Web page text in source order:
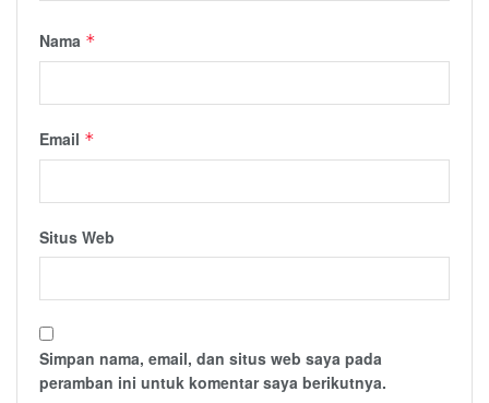
Nama *
Email *
Situs Web
Simpan nama, email, dan situs web saya pada
peramban ini untuk komentar saya berikutnya.